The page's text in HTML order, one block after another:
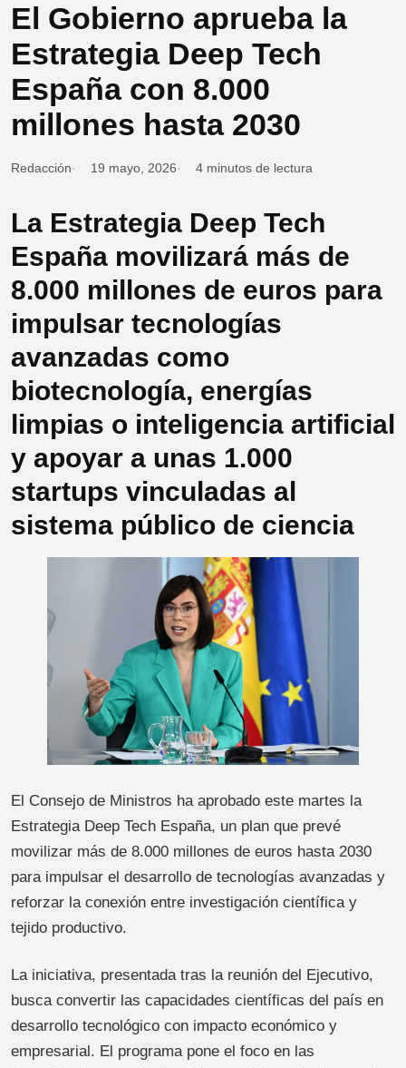
El Gobierno aprueba la
Estrategia Deep Tech
España con 8.000
millones hasta 2030
Redacción 19 mayo, 2026 4 minutos de lectura
La Estrategia Deep Tech
España movilizará más de
8.000 millones de euros para
impulsar tecnologías
avanzadas como
biotecnología, energías
limpias o inteligencia artificial
y apoyar a unas 1.000
startups vinculadas al
sistema público de ciencia
El Consejo de Ministros ha aprobado este martes la
Estrategia Deep Tech España, un plan que prevé
movilizar más de 8.000 millones de euros hasta 2030
para impulsar el desarrollo de tecnologías avanzadas y
reforzar la conexión entre investigación científica y
tejido productivo.
La iniciativa, presentada tras la reunión del Ejecutivo,
busca convertir las capacidades científicas del país en
desarrollo tecnológico con impacto económico y
empresarial. El programa pone el foco en las